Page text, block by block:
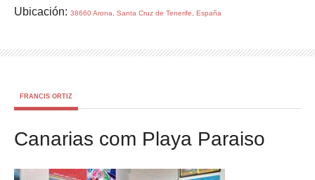
Ubicación: 38660 Arona, Santa Cruz de Tenerife, España
FRANCIS ORTIZ
Canarias com Playa Paraiso